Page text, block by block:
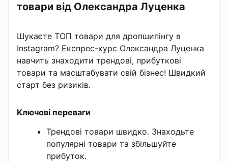
товари від Олександра Луценка
Шукаєте ТОП товари для дропшипінгу в
Instagram? Експрес-курс Олександра Луценка
навчить знаходити трендові, прибуткові
товари та масштабувати свій бізнес! Швидкий
старт без ризиків.
Ключові переваги
Трендові товари швидко. Знаходьте
популярні товари та збільшуйте
прибуток.